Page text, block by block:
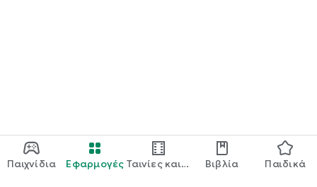
Παιχνίδια Εφαρμογές Ταινίες και
Βιβλία Παιδικά